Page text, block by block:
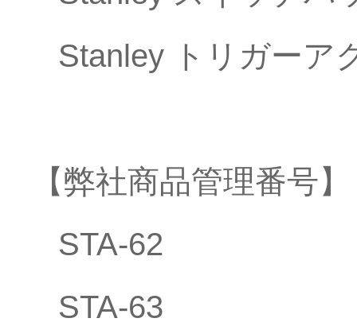
Stanley トリガーア
【弊社商品管理番号】
STA-62
STA-63